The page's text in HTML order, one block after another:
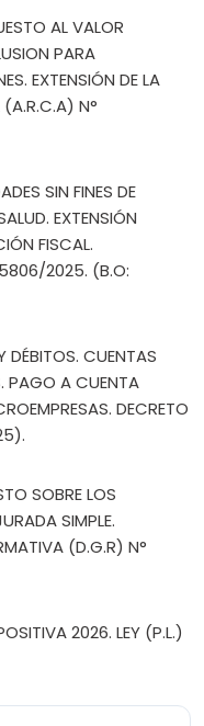
AL VALOR
PARA
EXTENSIÓN DE LA
(A.R.C.A) N°
SIN FINES DE
EXTENSIÓN
FISCAL.
5806/2025. (B.O:
DÉBITOS. CUENTAS
PAGO A CUENTA
DECRETO
SOBRE LOS
SIMPLE.
(D.G.R) N°
2026. LEY (P.L.)